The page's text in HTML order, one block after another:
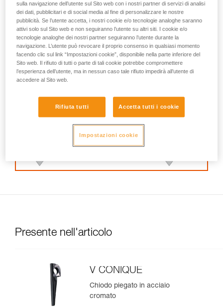
Presente nell'articolo
V CONIQUE
Chiodo piegato in acciaio
cromato
sulla navigazione dell’utente sul Sito web con i nostri partner di servizi di analisi
dei dati, pubblicitari e di social media al fine di personalizzare le nostre
pubblicità. Se l’utente accetta, i nostri cookie e/o tecnologie analoghe saranno
attivi solo sul Sito web e non seguiranno l’utente su altri siti. I cookie e/o
tecnologie analoghe dei nostri partner seguiranno l’utente durante la
navigazione. L’utente può revocare il proprio consenso in qualsiasi momento
facendo clic sul link “Impostazioni cookie”, disponibile nella parte inferiore del
Sito web. Il rifiuto di tutti o parte di tali cookie potrebbe compromettere
l’esperienza dell’utente, ma in nessun caso tale rifiuto impedirà all’utente di
accedere al Sito web.
Rifiuta tutti Accetta tutti i cookie
Impostazioni cookie